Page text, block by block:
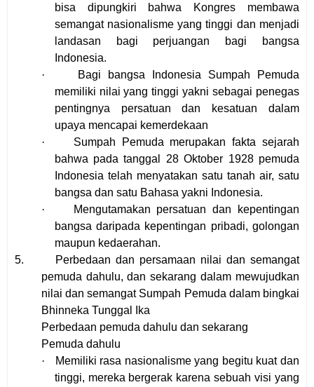
bisa dipungkiri bahwa Kongres membawa
semangat nasionalisme yang tinggi dan menjadi
landasan bagi perjuangan bagi bangsa
Indonesia.
·
Bagi bangsa Indonesia Sumpah Pemuda
memiliki nilai yang tinggi yakni sebagai penegas
pentingnya persatuan dan kesatuan dalam
upaya mencapai kemerdekaan
·
Sumpah Pemuda merupakan fakta sejarah
bahwa pada tanggal 28 Oktober 1928 pemuda
Indonesia telah menyatakan satu tanah air, satu
bangsa dan satu Bahasa yakni Indonesia.
·
Mengutamakan persatuan dan kepentingan
bangsa daripada kepentingan pribadi, golongan
maupun kedaerahan.
5.
Perbedaan dan persamaan nilai dan semangat
pemuda dahulu, dan sekarang dalam mewujudkan
nilai dan semangat Sumpah Pemuda dalam bingkai
Bhinneka Tunggal Ika
Perbedaan pemuda dahulu dan sekarang
Pemuda dahulu
·
Memiliki rasa nasionalisme yang begitu kuat dan
tinggi, mereka bergerak karena sebuah visi yang